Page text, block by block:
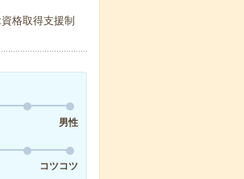
格取得支援制
男性
コツコツ